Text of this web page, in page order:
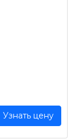
Узнать цену